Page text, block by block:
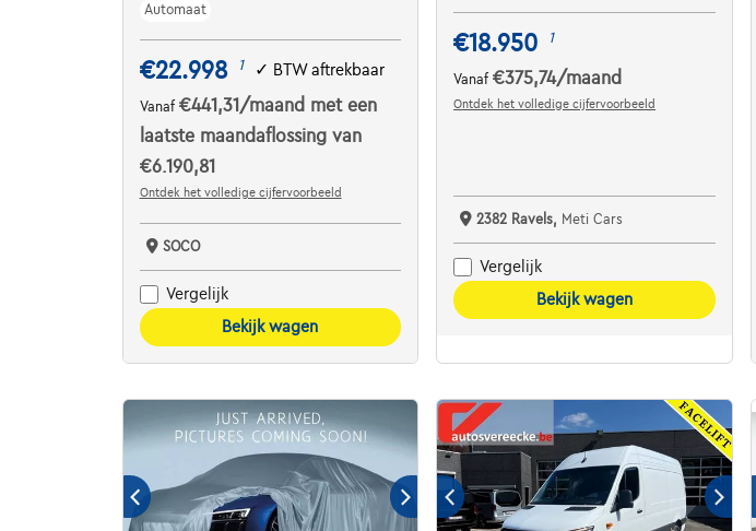
Automaat
€22.998 1 ✓ BTW aftrekbaar
Vanaf €441,31 /maand met een
laatste maandaflossing van
€6.190,81
Ontdek het volledige cijfervoorbeeld
SOCO
Vergelijk
Bekijk wagen
€18.950 1
Vanaf€375,74/maand
Ontdek het volledige cijfervoorbeeld
2382 Ravels, Meti Cars
Vergelijk
Bekijk wagen